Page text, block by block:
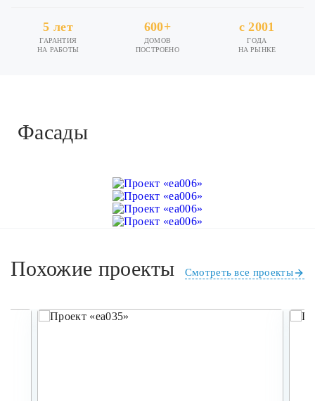
5 лет
ГАРАНТИЯ
НА РАБОТЫ
600+
ДОМОВ
ПОСТРОЕНО
с 2001
ГОДА
НА РЫНКЕ
Фасады
Похожие проекты Смотреть все проекты